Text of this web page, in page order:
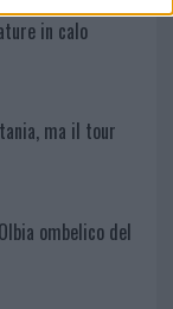
in calo
ma il tour
ombelico del